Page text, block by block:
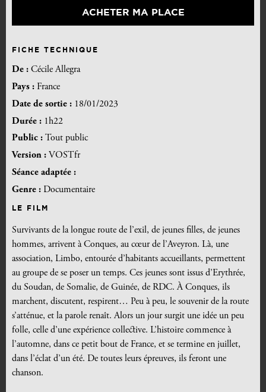
ACHETER MA PLACE
FICHE TECHNIQUE
De : Cécile Allegra
Pays : France
Date de sortie : 18/01/2023
Durée : 1h22
Public : Tout public
Version : VOSTfr
Séance adaptée :
Genre : Documentaire
LE FILM
Survivants de la longue route de l’exil, de jeunes filles, de jeunes
hommes, arrivent à Conques, au cœur de l’Aveyron. Là, une
association, Limbo, entourée d’habitants accueillants, permettent
au groupe de se poser un temps. Ces jeunes sont issus d’Erythrée,
du Soudan, de Somalie, de Guinée, de RDC. À Conques, ils
marchent, discutent, respirent… Peu à peu, le souvenir de la route
s’atténue, et la parole renaît. Alors un jour surgit une idée un peu
folle, celle d’une expérience collective. L’histoire commence à
l’automne, dans ce petit bout de France, et se termine en juillet,
dans l’éclat d’un été. De toutes leurs épreuves, ils feront une
chanson.